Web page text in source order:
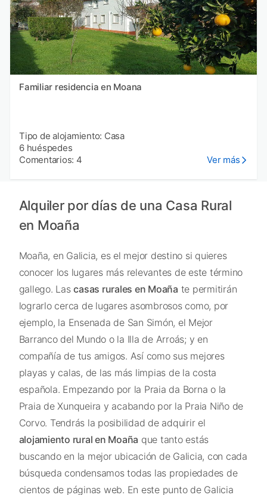
Familiar residencia en Moana
Tipo de alojamiento: Casa
6 huéspedes
Comentarios: 4
Ver más
Alquiler por días de una Casa Rural
en Moaña
Moaña, en Galicia, es el mejor destino si quieres
conocer los lugares más relevantes de este término
gallego. Lascasas rurales en Moaña te permitirán
lograrlo cerca de lugares asombrosos como, por
ejemplo, la Ensenada de San Simón, el Mejor
Barranco del Mundo o la Illa de Arroás; y en
compañía de tus amigos. Así como sus mejores
playas y calas, de las más limpias de la costa
española. Empezando por la Praia da Borna o la
Praia de Xunqueira y acabando por la Praia Niño de
Corvo. Tendrás la posibilidad de adquirir el
alojamiento rural en Moaña que tanto estás
buscando en la mejor ubicación de Galicia, con cada
búsqueda condensamos todas las propiedades de
cientos de páginas web. En este punto de Galicia